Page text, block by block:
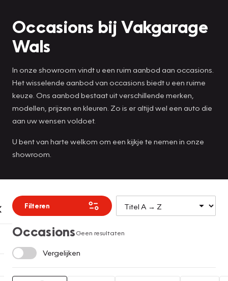
Occasions bij Vakgarage
Wals
In onze showroom vindt u een ruim aanbod aan occasions.
Het wisselende aanbod van occasions biedt u een ruime
keuze. Ons aanbod bestaat uit verschillende merken,
modellen, prijzen en kleuren. Zo is er altijd wel een auto die
aan uw wensen voldoet.
U bent van harte welkom om een kijkje te nemen in onze
showroom.
Filteren
OccasionsGeen resultaten
Vergelijken